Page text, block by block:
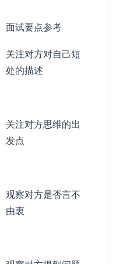
面试要点参考
关注对方对自己短
处的描述
关注对方思维的出
发点
观察对方是否言不
由衷